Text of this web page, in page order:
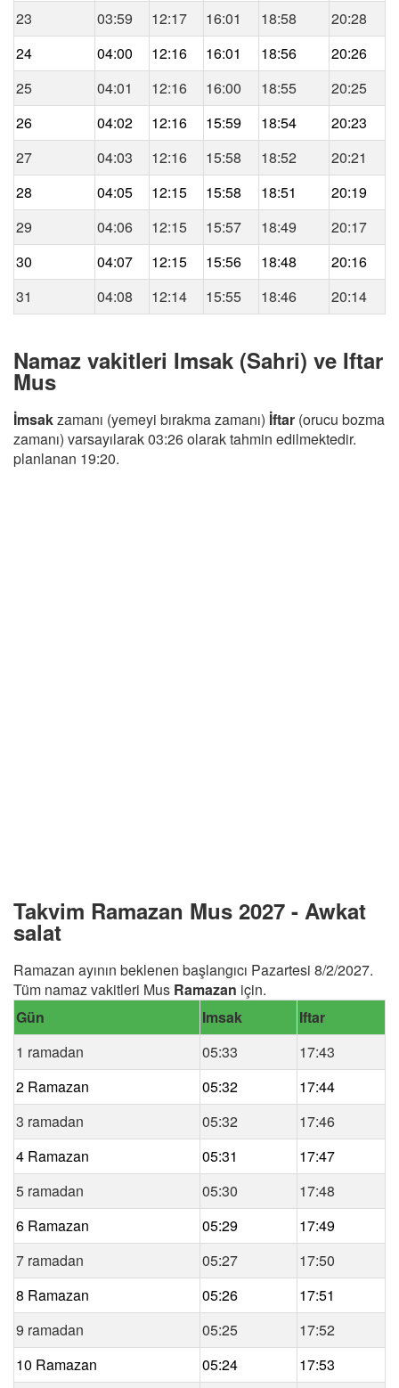
23 03:59 12:17 16:01 18:58
20:28
24
04:00 12:16 16:01 18:56
20:26
25
04:01 12:16 16:00 18:55
20:25
26
04:02 12:16 15:59 18:54
20:23
27
04:03 12:16 15:58 18:52
20:21
28
04:05 12:15 15:58 18:51
20:19
29
04:06 12:15 15:57 18:49
20:17
30
04:07 12:15 15:56 18:48
20:16
31
04:08 12:14 15:55 18:46 20:14
Namaz vakitleri Imsak (Sahri) ve Iftar
Mus
İmsakzamanı (yemeyi bırakma zamanı) İftar (orucu bozma
zamanı) varsayılarak 03:26 olarak tahmin edilmektedir.
planlanan 19:20.
Takvim Ramazan Mus 2027 - Awkat
salat
Ramazan ayının beklenen başlangıcı Pazartesi 8/2/2027.
Tüm namaz vakitleri Mus Ramazan için.
Gün
Imsak
Iftar
1 ramadan
05:33
17:43
2 Ramazan
05:32
17:44
3 ramadan
05:32
17:46
4 Ramazan
05:31
17:47
5 ramadan
05:30
17:48
6 Ramazan
05:29
17:49
7 ramadan
05:27
17:50
8 Ramazan
05:26
17:51
9 ramadan
05:25
17:52
10 Ramazan
05:24
17:53